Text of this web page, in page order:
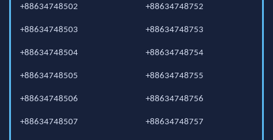
+88634748502
+88634748503
+88634748504
+88634748505
+88634748506
+88634748507
+88634748752
+88634748753
+88634748754
+88634748755
+88634748756
+88634748757